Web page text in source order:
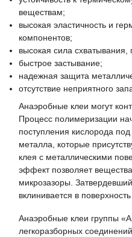
веществам;
высокая эластичность и
компонентов;
высокая сила схватывания,
быстрое застывание;
надежная защита
отсутствие неприятного
Анаэробные клеи могут
Процесс полимеризации
поступления кислорода
металла, которые
клея с металлическими
эффект позволяет
микрозазоры.
вклинивается в поверхность
Анаэробные клеи группы
легкоразборных